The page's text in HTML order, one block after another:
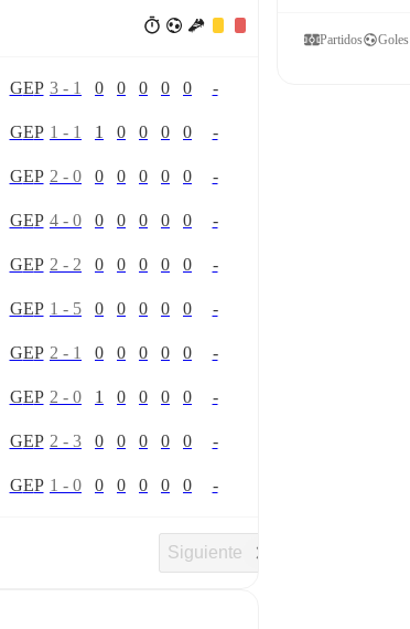
GEP 3 - 1 0 0 0 0 0 -
GEP 1 - 1 1 0 0 0 0 -
GEP 2 - 0 0 0 0 0 0 -
GEP 4 - 0 0 0 0 0 0 -
GEP 2 - 2 0 0 0 0 0 -
GEP 1 - 5 0 0 0 0 0 -
GEP 2 - 1 0 0 0 0 0 -
GEP 2 - 0 1 0 0 0 0 -
GEP 2 - 3 0 0 0 0 0 -
GEP 1 - 0 0 0 0 0 0 -
Siguiente
Partidos Goles